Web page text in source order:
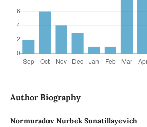
Author Biography
Normuradov Nurbek Sunatillayevich